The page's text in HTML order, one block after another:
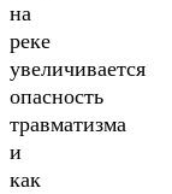
на
реке
увеличивается
опасность
травматизма
и
как